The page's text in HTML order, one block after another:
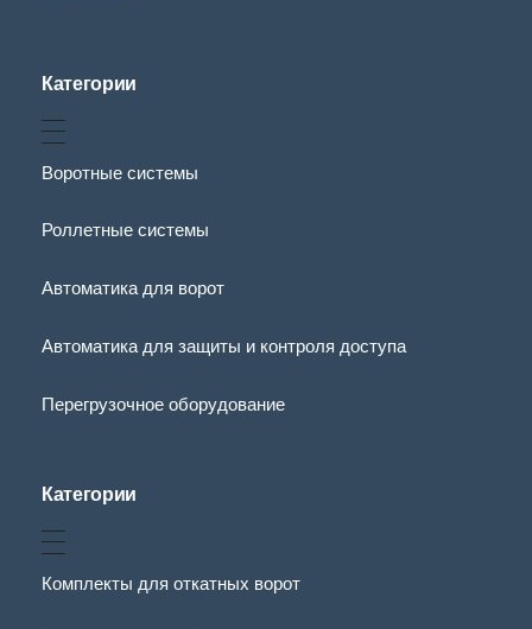
Категории
Воротные системы
Роллетные системы
Автоматика для ворот
Автоматика для защиты и контроля доступа
Перегрузочное оборудование
Категории
Комплекты для откатных ворот